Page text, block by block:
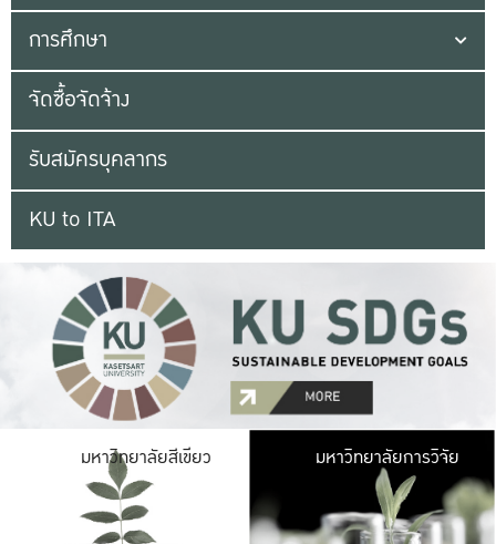
การศึกษา
จัดซื้อจัดจ้าง
รับสมัครบุคลากร
KU to ITA
มหาวิทยาลัยสีเขียว มหาวิ
มีพื้นที่เขียวสดใส
เป็นป่าในเมือง เกษต
มหาวิทยาลัยการวิจัย